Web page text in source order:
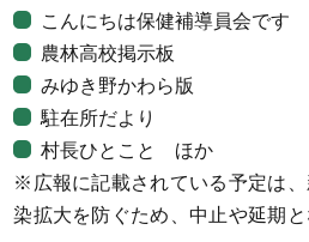
こんにちは保健補導員会です
農林高校掲示板
みゆき野かわら版
駐在所だより
村長ひとこと ほか
※広報に記載されている予定は
染拡大を防ぐため、中止や延期と